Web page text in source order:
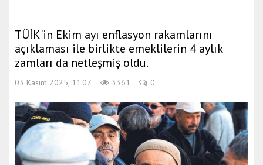
TÜİK'in Ekim ayı enflasyon rakamlarını
açıklaması ile birlikte emeklilerin 4 aylık
zamları da netleşmiş oldu.
03 Kasım 2025, 11:07 3361 0